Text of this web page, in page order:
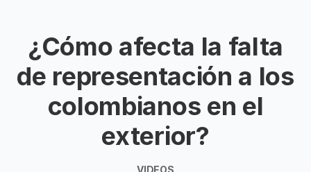
¿Cómo afecta la falta
de representación a los
colombianos en el
exterior?